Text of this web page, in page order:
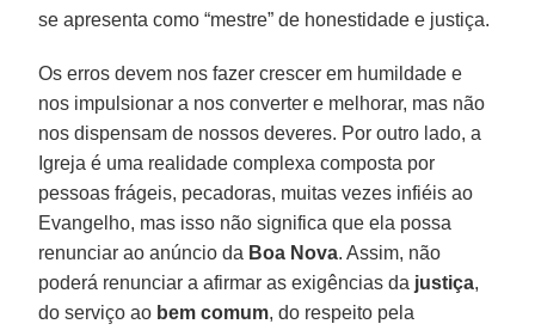
se apresenta como “mestre” de honestidade e justiça.
Os erros devem nos fazer crescer em humildade e
nos impulsionar a nos converter e melhorar, mas não
nos dispensam de nossos deveres. Por outro lado, a
Igreja é uma realidade complexa composta por
pessoas frágeis, pecadoras, muitas vezes infiéis ao
Evangelho, mas isso não significa que ela possa
renunciar ao anúncio da Boa Nova. Assim, não
poderá renunciar a afirmar as exigências da justiça,
do serviço ao bem comum, do respeito pela